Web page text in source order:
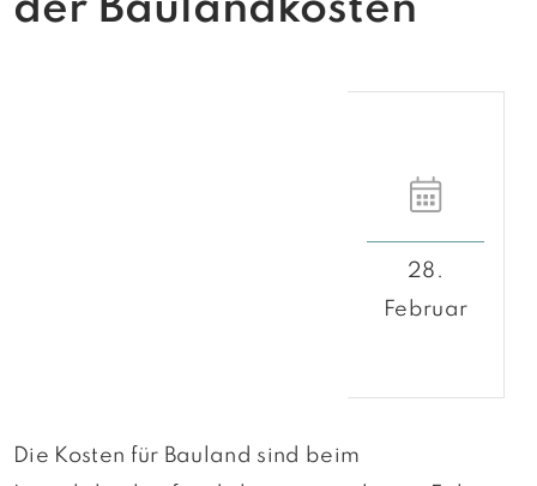
der Baulandkosten
28.
Februar
Die Kosten für Bauland sind beim